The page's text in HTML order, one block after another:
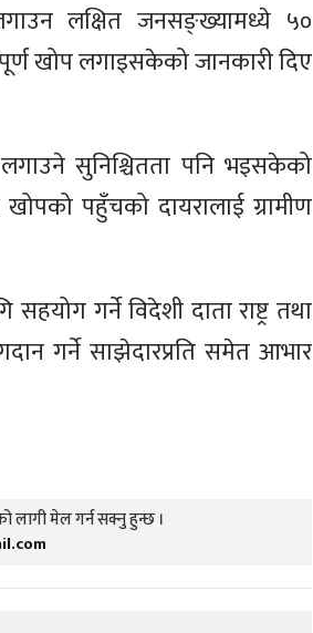
लक्षित जनसङ्ख्यामध्ये ५०
खोप लगाइसकेको जानकारी दिए
सुनिश्चितता पनि भइसकेको
पहुँचको दायरालाई ग्रामीण
गर्ने विदेशी दाता राष्ट्र तथा
गर्ने साझेदारप्रति समेत आभार
लागी मेल गर्न सक्नु हुन्छ ।